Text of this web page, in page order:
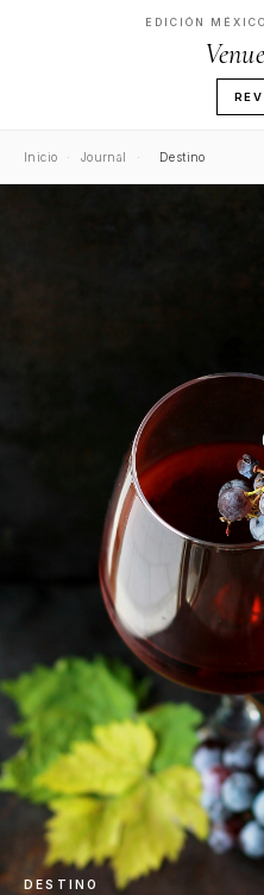
EDICIÓN
Venue
Inicio · Journal · Destino
DESTINO